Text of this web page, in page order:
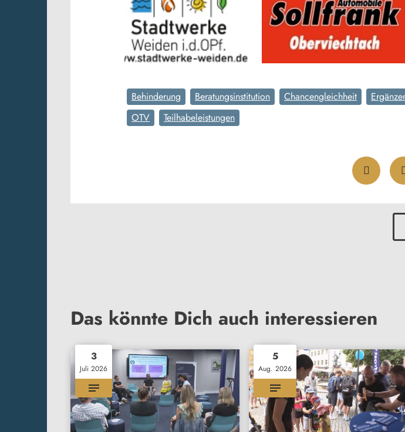
Behinderung Beratungsinstitution Chancengleichheit
OTV
Teilhabeleistungen
Das könnte Dich auch interessieren
3
Juli 2026
5
Aug. 2026